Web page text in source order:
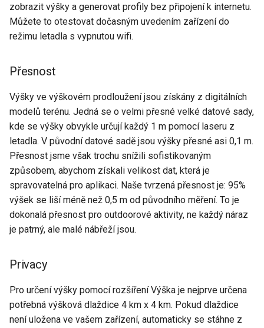
zobrazit výšky a generovat profily bez připojení k internetu.
Můžete to otestovat dočasným uvedením zařízení do
režimu letadla s vypnutou wifi.
Přesnost
Výšky ve výškovém prodloužení jsou získány z digitálních
modelů terénu. Jedná se o velmi přesné velké datové sady,
kde se výšky obvykle určují každý 1 m pomocí laseru z
letadla. V původní datové sadě jsou výšky přesné asi 0,1 m.
Přesnost jsme však trochu snížili sofistikovaným
způsobem, abychom získali velikost dat, která je
spravovatelná pro aplikaci. Naše tvrzená přesnost je: 95%
výšek se liší méně než 0,5 m od původního měření. To je
dokonalá přesnost pro outdoorové aktivity, ne každý náraz
je patrný, ale malé nábřeží jsou.
Privacy
Pro určení výšky pomocí rozšíření Výška je nejprve určena
potřebná výšková dlaždice 4 km x 4 km. Pokud dlaždice
není uložena ve vašem zařízení, automaticky se stáhne z